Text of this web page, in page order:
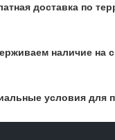
доставка по
наличие на
условия для